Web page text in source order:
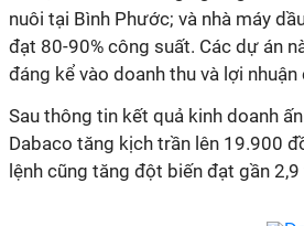
nuôi tại Bình Phước; và nhà máy
đạt 80-90% công suất. Các dự án
đáng kể vào doanh thu và lợi
Sau thông tin kết quả kinh doanh
Dabaco tăng kịch trần lên 19.900
lệnh cũng tăng đột biến đạt gần